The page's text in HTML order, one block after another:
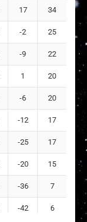
17 34
-2 25
-9 22
1 20
-6 20
-12 17
-25 17
-20 15
-36 7
-42 6